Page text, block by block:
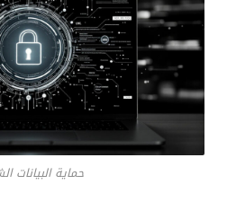
حماية البيانات